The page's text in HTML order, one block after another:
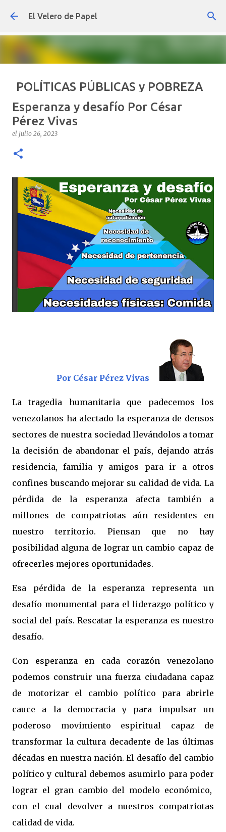
Ir al contenido principal
El Velero de Papel
POLÍTICAS PÚBLICAS y POBREZA
POR ARTURO MOLINA
elseptiembre 22, 2024
OPINIÓN POLÍTICAS PÚBLICAS Y POBREZA
Esperanza y desafío Por César
Pérez Vivas
el julio 26, 2023
Por César Pérez Vivas
La tragedia humanitaria que padecemos los
venezolanos ha afectado la esperanza de densos
sectores de nuestra sociedad llevándolos a tomar
la decisión de abandonar el país, dejando atrás
residencia, familia y amigos para ir a otros
confines buscando mejorar su calidad de vida. La
pérdida de la esperanza afecta también a
millones de compatriotas aún residentes en
nuestro territorio. Piensan que no hay
posibilidad alguna de lograr un cambio capaz de
ofrecerles mejores oportunidades.
Esa pérdida de la esperanza representa un
desafío monumental para el liderazgo político y
social del país. Rescatar la esperanza es nuestro
desafío.
Con esperanza en cada corazón venezolano
podemos construir una fuerza ciudadana capaz
de motorizar el cambio político para abrirle
cauce a la democracia y para impulsar un
poderoso movimiento espiritual capaz de
transformar la cultura decadente de las últimas
décadas en nuestra nación. El desafío del cambio
político y cultural debemos asumirlo para poder
lograr el gran cambio del modelo económico,
con el cual devolver a nuestros compatriotas
calidad de vida.